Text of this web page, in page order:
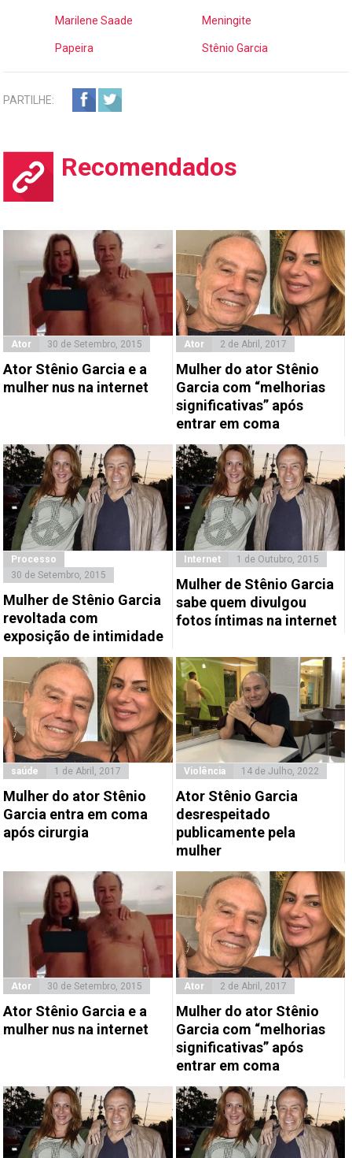
Marilene Saade Meningite
Papeira Stênio Garcia
PARTILHE:
Recomendados
Ator 30 de Setembro, 2015
Ator Stênio Garcia e a
mulher nus na internet
Ator 2 de Abril, 2017
Mulher do ator Stênio
Garcia com “melhorias
significativas” após
entrar em coma
Processo
30 de Setembro, 2015
Mulher de Stênio Garcia
revoltada com
exposição de intimidade
Internet 1 de Outubro, 2015
Mulher de Stênio Garcia
sabe quem divulgou
fotos íntimas na internet
saúde 1 de Abril, 2017
Mulher do ator Stênio
Garcia entra em coma
após cirurgia
Violência 14 de Julho, 2022
Ator Stênio Garcia
desrespeitado
publicamente pela
mulher
Ator 30 de Setembro, 2015
Ator Stênio Garcia e a
mulher nus na internet
Ator 2 de Abril, 2017
Mulher do ator Stênio
Garcia com “melhorias
significativas” após
entrar em coma